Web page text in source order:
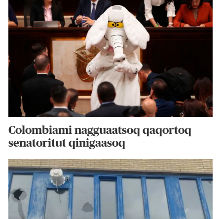
Colombiami nagguaatsoq qaqortoq
senatoritut qinigaasoq